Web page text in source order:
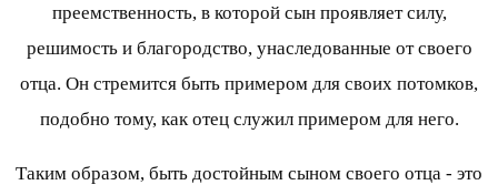
преемственность, в которой сын проявляет силу,
решимость и благородство, унаследованные от своего
отца. Он стремится быть примером для своих потомков,
подобно тому, как отец служил примером для него.
Таким образом, быть достойным сыном своего отца - это